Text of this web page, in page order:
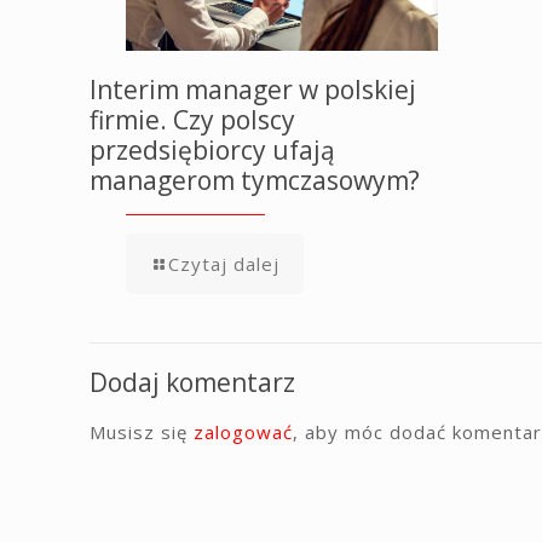
Interim manager w polskiej
firmie. Czy polscy
przedsiębiorcy ufają
managerom tymczasowym?
Czytaj dalej
Dodaj komentarz
Musisz się zalogować, aby móc dodać